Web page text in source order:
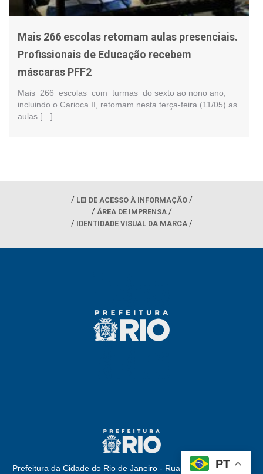
Mais 266 escolas retomam aulas presenciais.
Profissionais de Educação recebem
máscaras PFF2
Mais 266 escolas com turmas do sexto ao nono ano,
incluindo o Carioca II, retomam nesta terça-feira (11/05) as
aulas […]
LEI DE ACESSO À INFORMAÇÃO
ÁREA DE IMPRENSA
IDENTIDADE VISUAL DA MARCA
Prefeitura da Cidade do Rio de Janeiro - Rua Afonso Cavalcanti,
PT